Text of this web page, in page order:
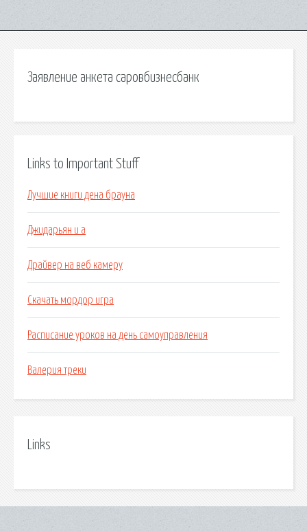
Заявление анкета саровбизнесбанк
Links to Important Stuff
Лучшие книги дена брауна
Джидарьян и а
Драйвер на веб камеру
Скачать мордор игра
Расписание уроков на день самоуправления
Валерия треки
Links